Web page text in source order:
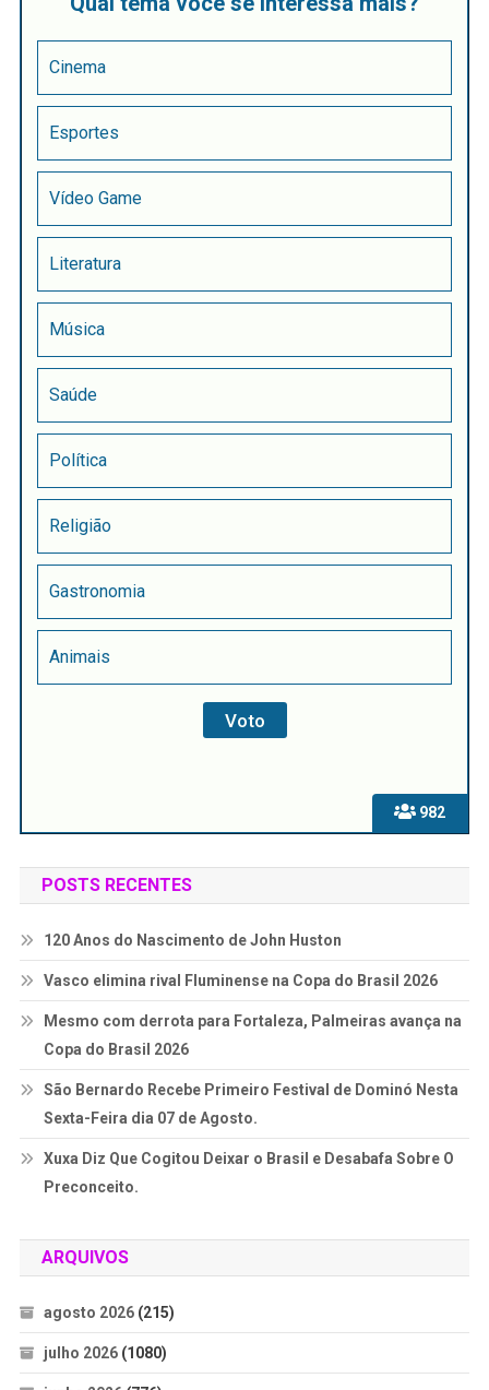
982
Cinema
Esportes
Vídeo Game
Literatura
Música
Saúde
Política
Religião
Gastronomia
Animais
POSTS RECENTES
120 Anos do Nascimento de John Huston
Vasco elimina rival Fluminense na Copa do Brasil 2026
Mesmo com derrota para Fortaleza, Palmeiras avança na
Copa do Brasil 2026
São Bernardo Recebe Primeiro Festival de Dominó Nesta
Sexta-Feira dia 07 de Agosto.
Xuxa Diz Que Cogitou Deixar o Brasil e Desabafa Sobre O
Preconceito.
ARQUIVOS
agosto 2026(215)
julho 2026(1080)